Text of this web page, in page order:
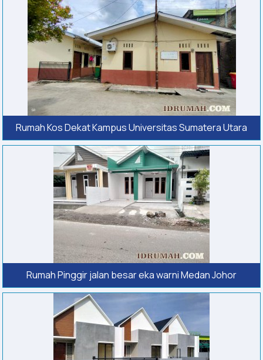
Rumah Kos Dekat Kampus Universitas Sumatera Utara
Rumah Pinggir jalan besar eka warni Medan Johor